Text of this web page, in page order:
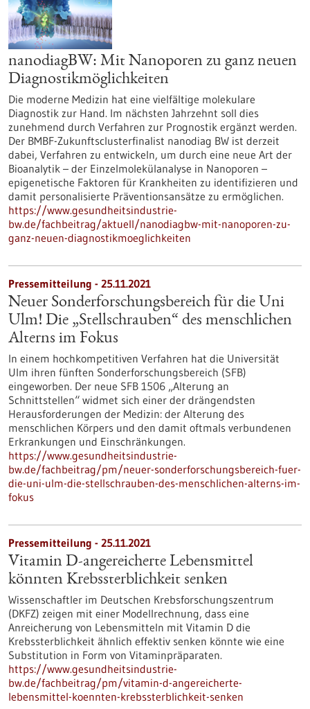
nanodiagBW: Mit Nanoporen zu ganz neuen
Diagnostikmöglichkeiten
Die moderne Medizin hat eine vielfältige molekulare
Diagnostik zur Hand. Im nächsten Jahrzehnt soll dies
zunehmend durch Verfahren zur Prognostik ergänzt werden.
Der BMBF-Zukunftsclusterfinalist nanodiag BW ist derzeit
dabei, Verfahren zu entwickeln, um durch eine neue Art der
Bioanalytik – der Einzelmolekülanalyse in Nanoporen –
epigenetische Faktoren für Krankheiten zu identifizieren und
damit personalisierte Präventionsansätze zu ermöglichen.
https://www.gesundheitsindustrie-
bw.de/fachbeitrag/aktuell/nanodiagbw-mit-nanoporen-zu-
ganz-neuen-diagnostikmoeglichkeiten
Pressemitteilung - 25.11.2021
Neuer Sonderforschungsbereich für die Uni
Ulm! Die „Stellschrauben“ des menschlichen
Alterns im Fokus
In einem hochkompetitiven Verfahren hat die Universität
Ulm ihren fünften Sonderforschungsbereich (SFB)
eingeworben. Der neue SFB 1506 „Alterung an
Schnittstellen“ widmet sich einer der drängendsten
Herausforderungen der Medizin: der Alterung des
menschlichen Körpers und den damit oftmals verbundenen
Erkrankungen und Einschränkungen.
https://www.gesundheitsindustrie-
bw.de/fachbeitrag/pm/neuer-sonderforschungsbereich-fuer-
die-uni-ulm-die-stellschrauben-des-menschlichen-alterns-im-
fokus
Pressemitteilung - 25.11.2021
Vitamin D-angereicherte Lebensmittel
könnten Krebssterblichkeit senken
Wissenschaftler im Deutschen Krebsforschungszentrum
(DKFZ) zeigen mit einer Modellrechnung, dass eine
Anreicherung von Lebensmitteln mit Vitamin D die
Krebssterblichkeit ähnlich effektiv senken könnte wie eine
Substitution in Form von Vitaminpräparaten.
https://www.gesundheitsindustrie-
bw.de/fachbeitrag/pm/vitamin-d-angereicherte-
lebensmittel-koennten-krebssterblichkeit-senken